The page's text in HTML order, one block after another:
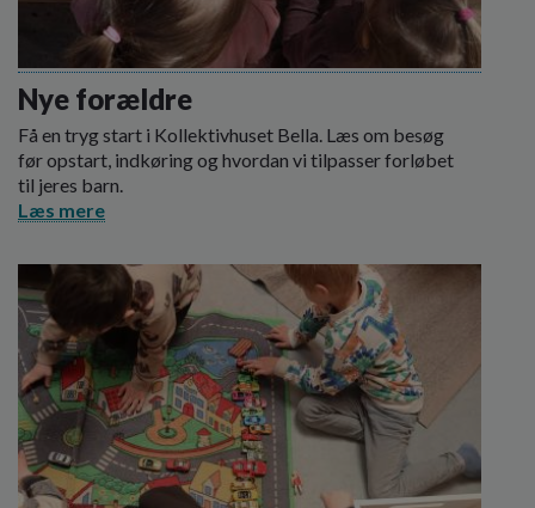
Nye forældre
Få en tryg start i Kollektivhuset Bella. Læs om besøg
før opstart, indkøring og hvordan vi tilpasser forløbet
til jeres barn.
Læs mere